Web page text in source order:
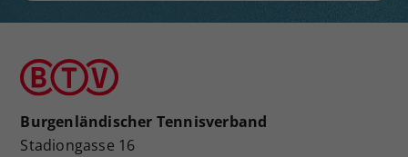
Burgenländischer Tennisverband
Stadiongasse 16